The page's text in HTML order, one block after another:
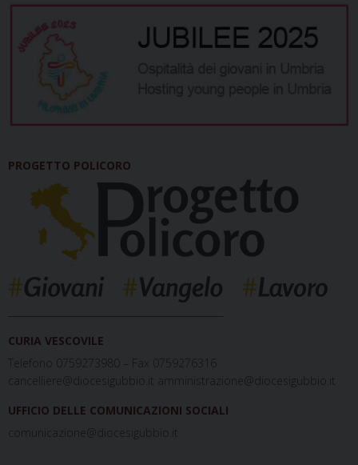
PROGETTO POLICORO
CURIA VESCOVILE
Telefono 0759273980 – Fax 0759276316
cancelliere@diocesigubbio.it amministrazione@diocesigubbio.it
UFFICIO DELLE COMUNICAZIONI SOCIALI
comunicazione@diocesigubbio.it